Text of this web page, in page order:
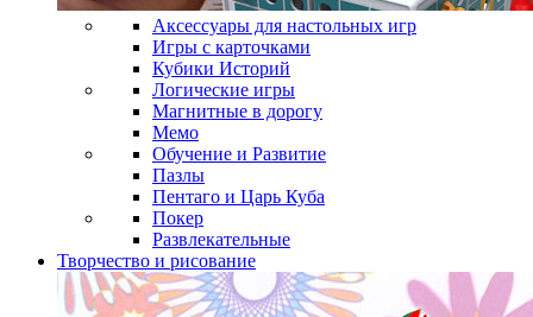
Аксессуары для настольных игр
Игры с карточками
Кубики Историй
Логические игры
Магнитные в дорогу
Мемо
Обучение и Развитие
Пазлы
Пентаго и Царь Куба
Покер
Развлекательные
Творчество и рисование